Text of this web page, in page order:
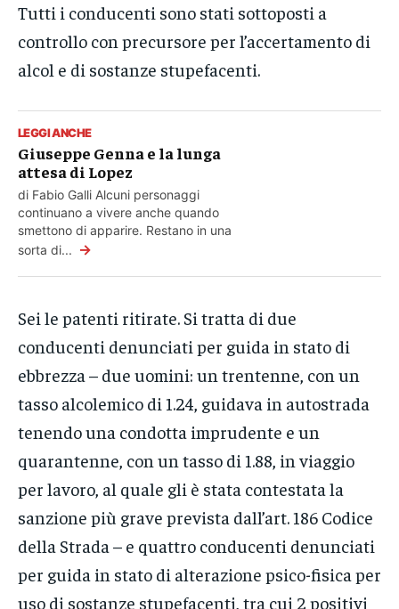
Tutti i conducenti sono stati sottoposti a
controllo con precursore per l’accertamento di
alcol e di sostanze stupefacenti.
LEGGI ANCHE
Giuseppe Genna e la lunga
attesa di Lopez
di Fabio Galli Alcuni personaggi
continuano a vivere anche quando
smettono di apparire. Restano in una
sorta di... →
Sei le patenti ritirate. Si tratta di due
conducenti denunciati per guida in stato di
ebbrezza – due uomini: un trentenne, con un
tasso alcolemico di 1.24, guidava in autostrada
tenendo una condotta imprudente e un
quarantenne, con un tasso di 1.88, in viaggio
per lavoro, al quale gli è stata contestata la
sanzione più grave prevista dall’art. 186 Codice
della Strada – e quattro conducenti denunciati
per guida in stato di alterazione psico-fisica per
uso di sostanze stupefacenti, tra cui 2 positivi